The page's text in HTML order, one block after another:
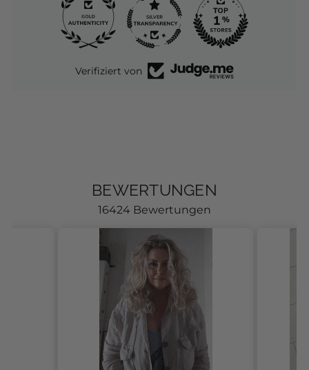
16.1K 271
Verifiziert von
BEWERTUNGEN
16424 Bewertungen